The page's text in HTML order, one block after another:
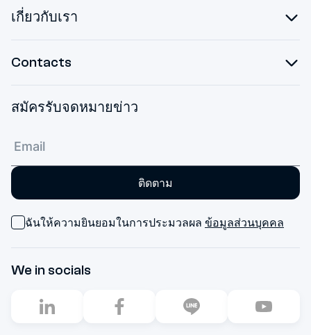
เกี่ยวกับเรา
Contacts
สมัครรับจดหมายข่าว
ติดตาม
ฉันให้ความยินยอมในการประมวลผล ข้อมูลส่วนบุคคล
We in socials